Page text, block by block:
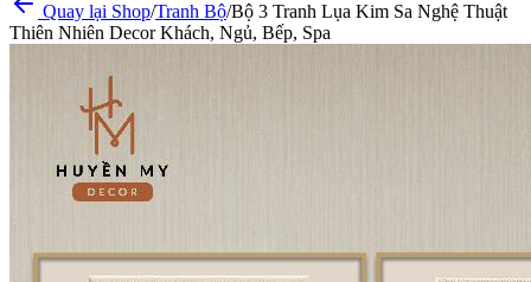
Quay lại Shop/Tranh Bộ/Bộ 3 Tranh Lụa Kim Sa Nghệ Thuật
Thiên Nhiên Decor Khách, Ngủ, Bếp, Spa